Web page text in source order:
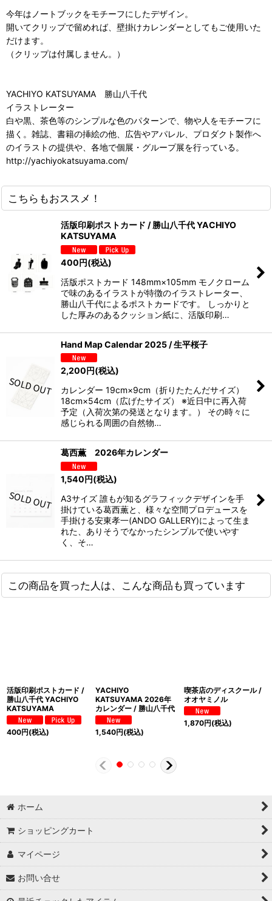
今年はノートブックをモチーフにしたデザイン。
開いてクリップで留めれば、壁掛けカレンダーとしてもご使用いた
だけます。
（クリップは付属しません。）
YACHIYO KATSUYAMA 勝山八千代
イラストレーター
白や黒、茶色等のシンプルな色のパターンで、物や人をモチーフに
描く。雑誌、書籍の挿絵の他、広告やアパレル、プロダクト製作へ
のイラストの提供や、各地で個展・グループ展を行っている。
http://yachiyokatsuyama.com/
こちらもおススメ！
活版印刷ポストカード / 勝山八千代 YACHIYO
KATSUYAMA
400円(税込)
活版ポストカード 148mm×105mm モノクローム
で味のあるイラストが特徴のイラストレーター、
勝山八千代によるポストカードです。 しっかりと
した厚みのあるクッション紙に、活版印刷…
Hand Map Calendar 2025 / 生平桜子
2,200円(税込)
カレンダー 19cm×9cm（折りたたんだサイズ）
18cm×54cm（広げたサイズ） ※近日中に再入荷
予定（入荷次第の発送となります。） その時々に
感じられる周囲の自然物…
葛西薫 2026年カレンダー
1,540円(税込)
A3サイズ 誰もが知るグラフィックデザインを手
掛けている葛西薫と、様々な空間プロデュースを
手掛ける安東孝一(ANDO GALLERY)によって生ま
れた、ありそうでなかったシンプルで使いやす
く、そ…
この商品を買った人は、こんな商品も買っています
活版印刷ポストカード /
勝山八千代 YACHIYO
KATSUYAMA
400円(税込)
YACHIYO
KATSUYAMA 2026年
カレンダー / 勝山八千代
1,540円(税込)
喫茶店のディスクール /
オオヤミノル
1,870円(税込)
ホーム
ショッピングカート
マイページ
お問い合せ